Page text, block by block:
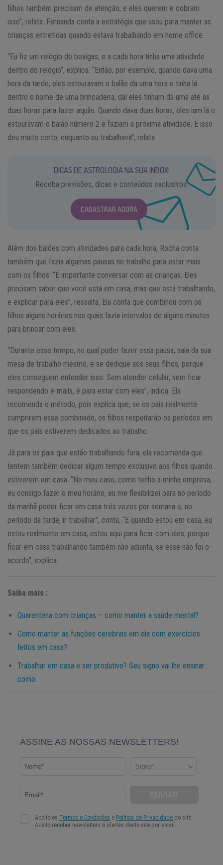
filhos também precisam de atenção, e eles querem e cobram
isso”, relata. Fernanda conta a estratégia que usou para manter as
crianças entretidas quando estava trabalhando em home office.
“Eu fiz um relógio de bexigas, e a cada hora tinha uma atividade
dentro do relógio”, explica. “Então, por exemplo, quando dava uma
hora da tarde, eles estouravam o balão da uma hora e tinha lá
dentro o nome de uma brincadeira, daí eles tinham da uma até às
duas horas para fazer aquilo. Quando dava duas horas, eles iam lá e
estouravam o balão número 2 e faziam a próxima atividade. E isso
deu muito certo, enquanto eu trabalhava”, relata.
DICAS DE ASTROLOGIA NA SUA INBOX!
Receba previsões, dicas e conteúdos exclusivos.
CADASTRAR AGORA
Além dos balões com atividades para cada hora, Rocha conta
também que fazia algumas pausas no trabalho para estar mais
com os filhos. “É importante conversar com as crianças. Eles
precisam saber que você está em casa, mas que está trabalhando,
e explicar para eles”, ressalta. Ela conta que combinou com os
filhos alguns horários nos quais fazia intervalos de alguns minutos
para brincar com eles.
“Durante esse tempo, no qual puder fazer essa pausa, saia da sua
mesa de trabalho mesmo, e se dedique aos seus filhos, porque
eles conseguem entender isso. Sem atender celular, sem ficar
respondendo e-mails, é para estar com eles”, indica. Ela
recomenda o método, pois explica que, se os pais realmente
cumprirem esse combinado, os filhos respeitarão os períodos em
que os pais estiverem dedicados ao trabalho.
Já para os pais que estão trabalhando fora, ela recomenda que
tentem também dedicar algum tempo exclusivo aos filhos quando
estiverem em casa. “No meu caso, como tenho a minha empresa,
eu consigo fazer o meu horário, eu me flexibilizei para no período
da manhã poder ficar em casa três vezes por semana e, no
período da tarde, ir trabalhar”, conta. “E quando estou em casa, eu
estou realmente em casa, estou aqui para ficar com eles, porque
ficar em casa trabalhando também não adianta, se esse não foi o
acordo”, explica.
Saiba mais :
Quarentena com crianças – como manter a saúde mental?
Como manter as funções cerebrais em dia com exercícios
feitos em casa?
Trabalhar em casa e ser produtivo? Seu signo vai lhe ensinar
como